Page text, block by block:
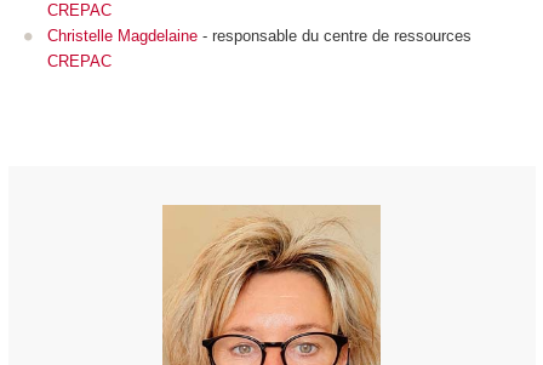
CREPAC
Christelle Magdelaine - responsable du centre de ressources
CREPAC